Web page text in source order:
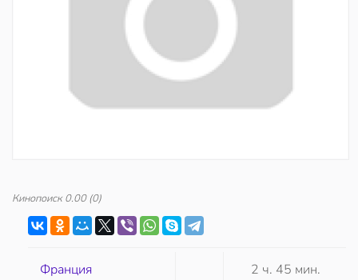
Кинопоиск 0.00(0)
Франция 2 ч. 45 мин.